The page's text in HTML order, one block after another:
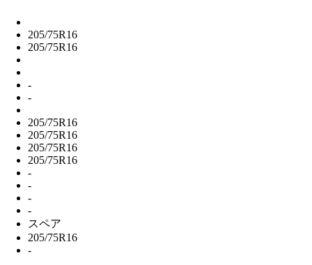
205/75R16
205/75R16
-
-
205/75R16
205/75R16
205/75R16
205/75R16
-
-
-
-
スペア
205/75R16
-